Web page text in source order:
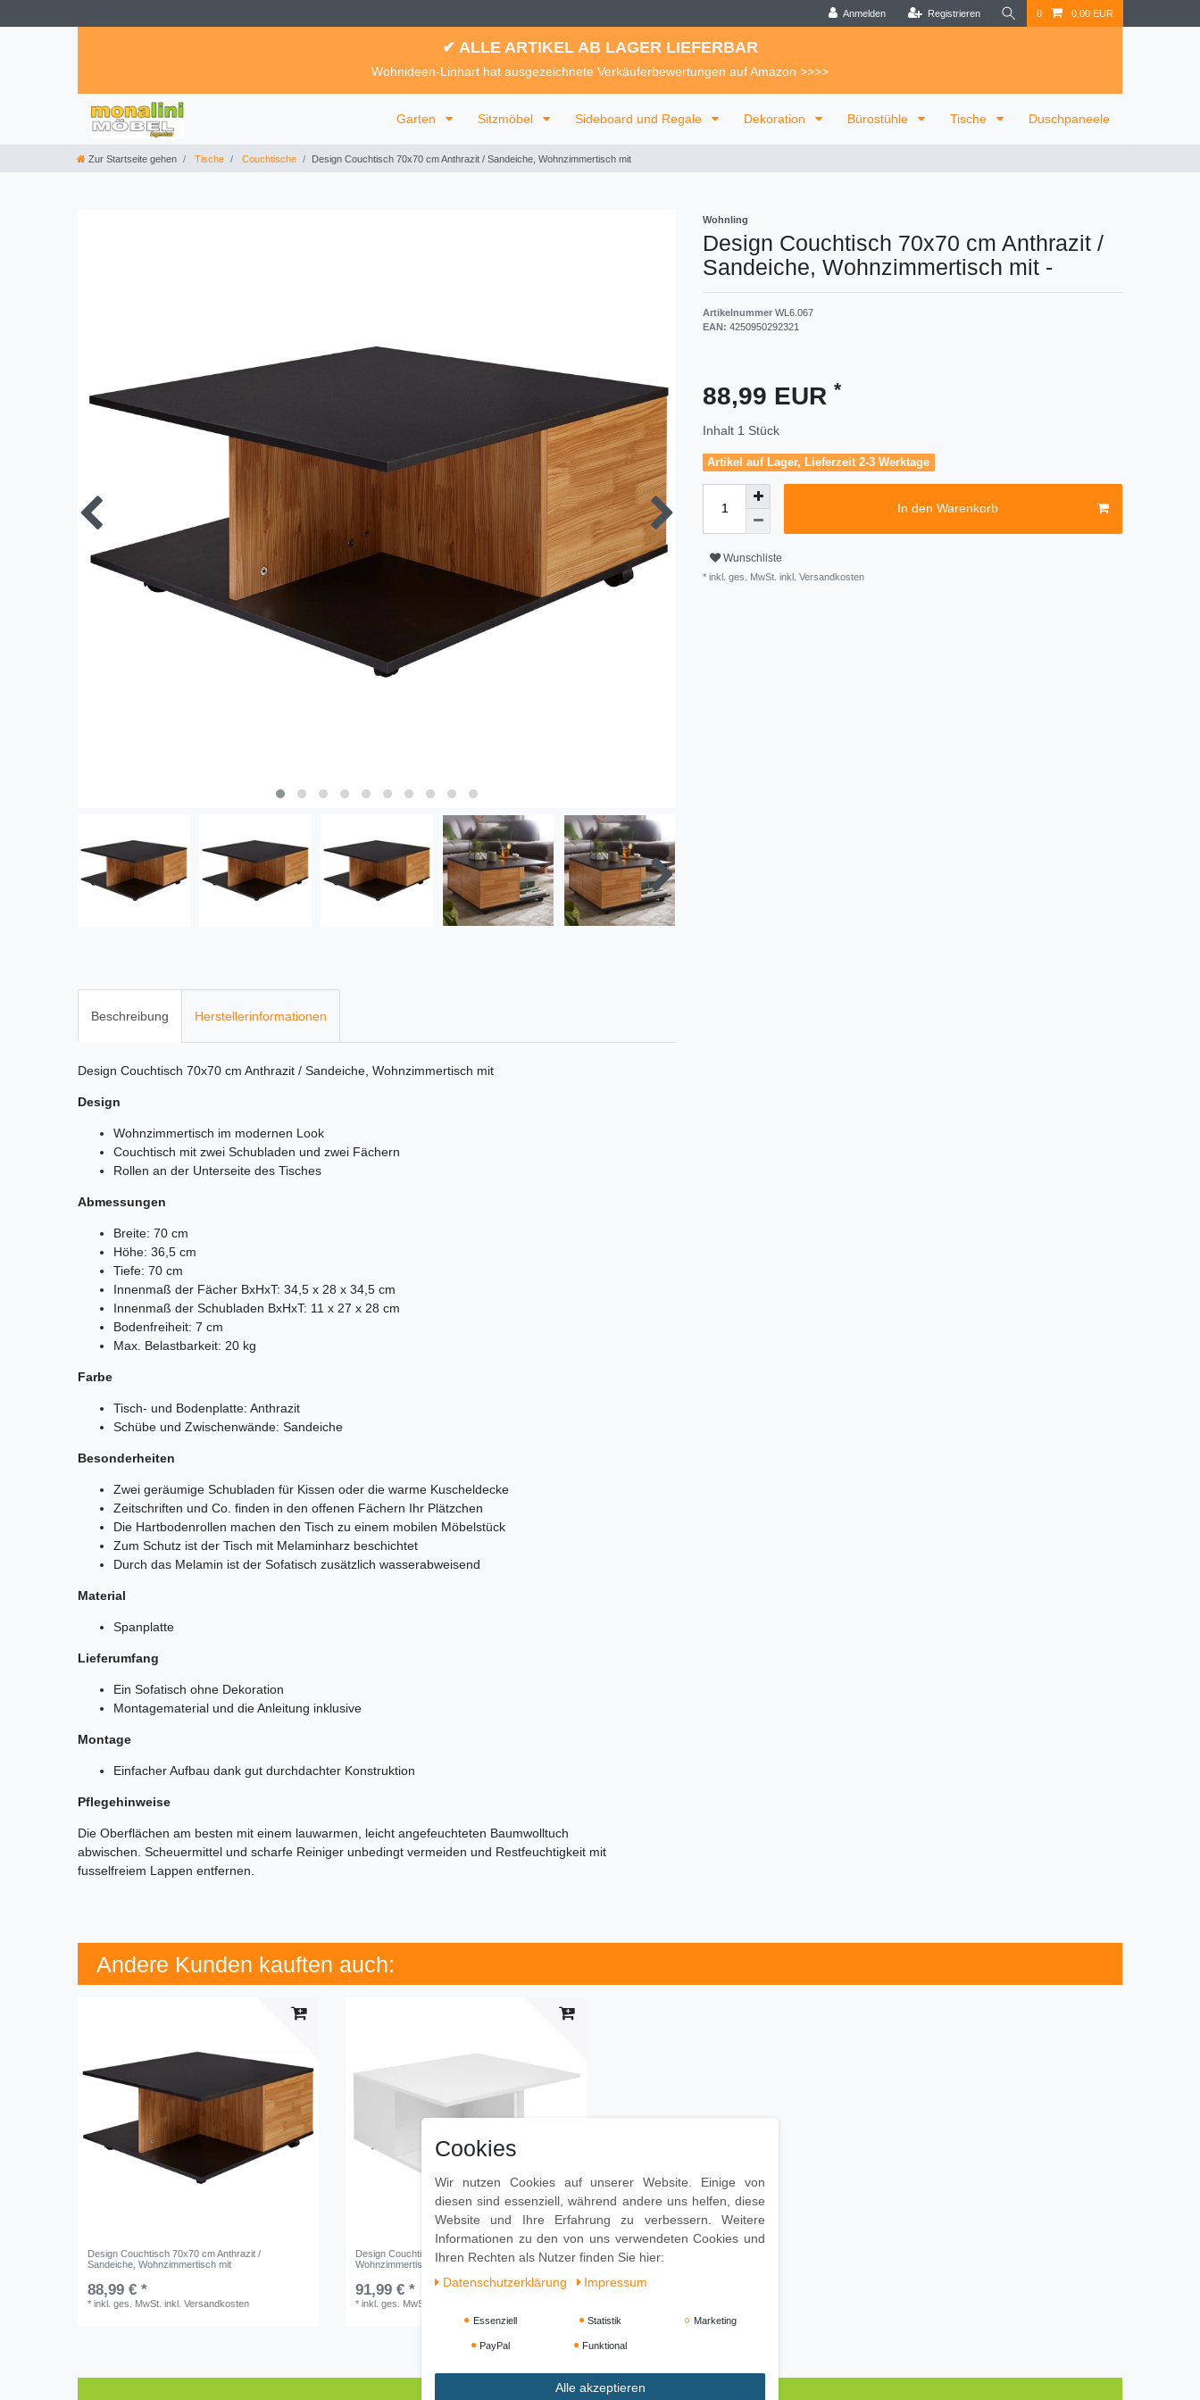
Anmelden Registrieren 0 0,00 EUR
✔ ALLE ARTIKEL AB LAGER LIEFERBAR
Wohnideen-Linhart hat ausgezeichnete Verkäuferbewertungen auf Amazon >>>>
Garten Sitzmöbel Sideboard und Regale Dekoration Bürostühle Tische Duschpaneele
Zur Startseite gehen Tische Couchtische Design Couchtisch 70x70 cm Anthrazit / Sandeiche, Wohnzimmertisch mit
Wohnling
Design Couchtisch 70x70 cm Anthrazit /
Sandeiche, Wohnzimmertisch mit -
Artikelnummer WL6.067
EAN: 4250950292321
88,99 EUR *
Inhalt 1 Stück
Artikel auf Lager, Lieferzeit 2-3 Werktage
In den Warenkorb
Wunschliste
* inkl. ges. MwSt. inkl. Versandkosten
Beschreibung Herstellerinformationen
Design Couchtisch 70x70 cm Anthrazit / Sandeiche, Wohnzimmertisch mit
Design
Wohnzimmertisch im modernen Look
Couchtisch mit zwei Schubladen und zwei Fächern
Rollen an der Unterseite des Tisches
Abmessungen
Breite: 70 cm
Höhe: 36,5 cm
Tiefe: 70 cm
Innenmaß der Fächer BxHxT: 34,5 x 28 x 34,5 cm
Innenmaß der Schubladen BxHxT: 11 x 27 x 28 cm
Bodenfreiheit: 7 cm
Max. Belastbarkeit: 20 kg
Farbe
Tisch- und Bodenplatte: Anthrazit
Schübe und Zwischenwände: Sandeiche
Besonderheiten
Zwei geräumige Schubladen für Kissen oder die warme Kuscheldecke
Zeitschriften und Co. finden in den offenen Fächern Ihr Plätzchen
Die Hartbodenrollen machen den Tisch zu einem mobilen Möbelstück
Zum Schutz ist der Tisch mit Melaminharz beschichtet
Durch das Melamin ist der Sofatisch zusätzlich wasserabweisend
Material
Spanplatte
Lieferumfang
Ein Sofatisch ohne Dekoration
Montagematerial und die Anleitung inklusive
Montage
Einfacher Aufbau dank gut durchdachter Konstruktion
Pflegehinweise
Die Oberflächen am besten mit einem lauwarmen, leicht angefeuchteten Baumwolltuch
abwischen. Scheuermittel und scharfe Reiniger unbedingt vermeiden und Restfeuchtigkeit mit
fusselfreiem Lappen entfernen.
Andere Kunden kauften auch:
Design Couchtisch 70x70 cm Anthrazit /
Sandeiche, Wohnzimmertisch mit
88,99 € *
*inkl. ges. MwSt. inkl.Versandkosten
Design Couchtisch 70x70 cm Weiß,
Wohnzimmertisch mit 2 Schubladen,
91,99 € *
*inkl. ges. MwSt.
Cookies
Wir nutzen Cookies auf unserer Website. Einige von
diesen sind essenziell, während andere uns helfen, diese
Website und Ihre Erfahrung zu verbessern. Weitere
Informationen zu den von uns verwendeten Cookies und
Ihren Rechten als Nutzer finden Sie hier:
Daten­schutz­erklärung
Impressum
Essenziell Statistik Marketing
PayPal Funktional
Alle akzeptieren